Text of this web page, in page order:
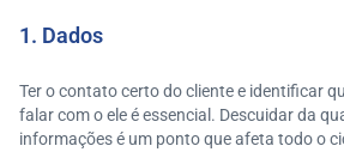
1. Dados
Ter o contato certo do cliente e identificar
falar com o ele é essencial. Descuidar da
informações é um ponto que afeta todo o